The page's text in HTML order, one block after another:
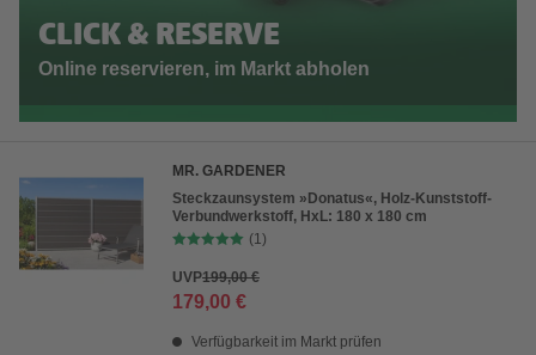
CLICK & RESERVE
Online reservieren, im Markt abholen
MR. GARDENER
Steckzaunsystem »Donatus«, Holz-Kunststoff-
Verbundwerkstoff, HxL: 180 x 180 cm
(1)
UVP199,00 €
179,00 €
Verfügbarkeit im Markt prüfen